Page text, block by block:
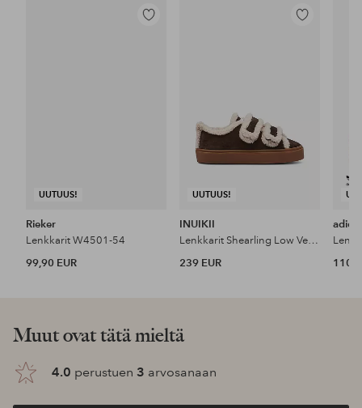
UUTUUS!
Lisää
Rieker
Lenkkarit W4501-54
99,90 EUR
UUTUUS!
Lisää
INUIKII
Lenkkarit Shearling Low Velcro
239 EUR
110
Muut ovat tätä mieltä
4.0 perustuen 3 arvosanaan